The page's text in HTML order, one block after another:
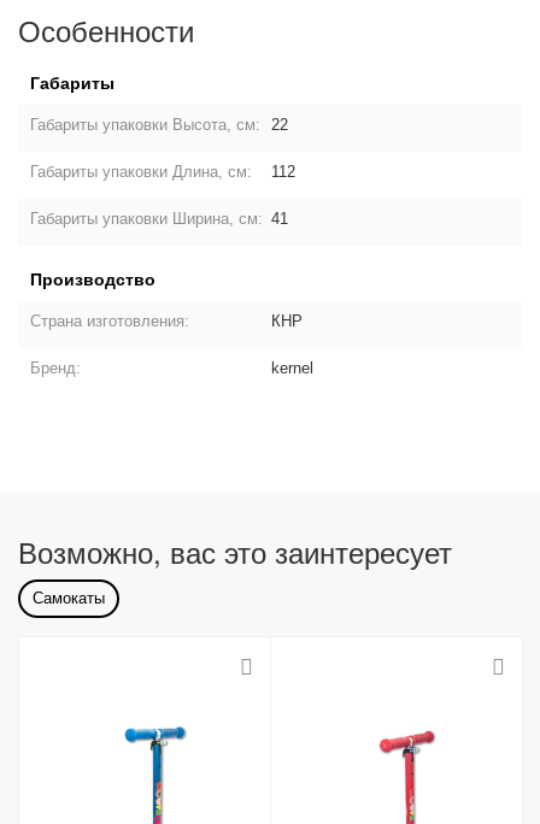
Особенности
Габариты
Габариты упаковки Высота, см: 22
Габариты упаковки Длина, см: 112
Габариты упаковки Ширина, см: 41
Производство
Страна изготовления: КНР
Бренд: kernel
Возможно, вас это заинтересует
Самокаты